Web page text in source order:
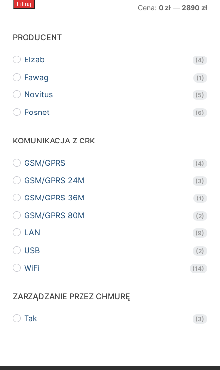
Filtruj Cena: 0 zł — 2890 zł
PRODUCENT
Elzab (4)
Fawag (1)
Novitus (5)
Posnet (6)
KOMUNIKACJA Z CRK
GSM/GPRS (4)
GSM/GPRS 24M (3)
GSM/GPRS 36M (1)
GSM/GPRS 80M (2)
LAN (9)
USB (2)
WiFi (14)
ZARZĄDZANIE PRZEZ CHMURĘ
Tak (3)